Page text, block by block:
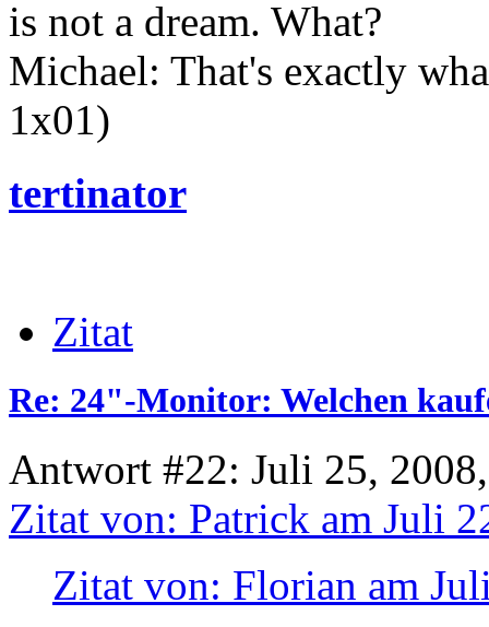
is not a dream. What?
Michael: That's exactly
1x01)
tertinator
Zitat
Re: 24"-Monitor: Welchen
Antwort #22: Juli 25,
Zitat von: Patrick am Juli
Zitat von: Florian am